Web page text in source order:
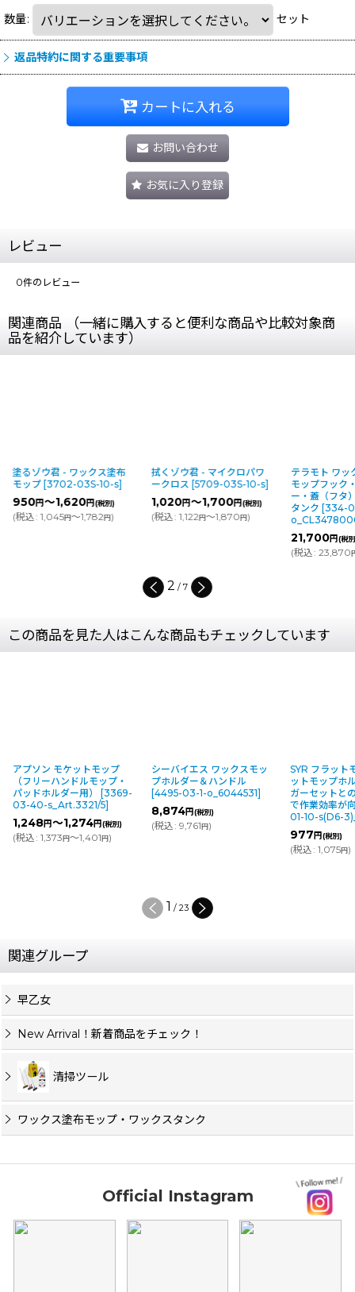
数量: セット
返品特約に関する重要事項
カートに入れる
お問い合わせ
お気に入り登録
レビュー
0件のレビュー
関連商品 （一緒に購入すると便利な商品や比較対象商
品を紹介しています）
塗るゾウ君 - ワックス塗布
モップ [3702-03S-10-s]
950円～1,620円(税別)
(税込: 1,045円～1,782円)
拭くゾウ君 - マイクロパワ
ークロス [5709-03S-10-s]
1,020円～1,700円(税別)
(税込: 1,122円～1,870円)
テラモト ワッ
モップフック
ー・蓋（フタ
タンク [334-
21,700円(税
(税込: 23,870
2 / 7
この商品を見た人はこんな商品もチェックしています
アプソン モケットモップ
（フリーハンドルモップ・
パッドホルダー用）
[3369-
03-40-s_Art.3321/5]
1,248円～1,274円(税別)
(税込: 1,373円～1,401円)
シーバイエス ワックスモッ
プホルダー＆ハンドル
[4495-03-1-o_6044531]
8,874円(税別)
(税込: 9,761円)
SYR フラット
ットモップホ
ガーセットと
で作業効率が
01-10-s(D6-
977円(税別)
(税込: 1,075円)
1 / 23
関連グループ
早乙女
New Arrival！新着商品をチェック！
清掃ツール
ワックス塗布モップ・ワックスタンク
Official Instagram